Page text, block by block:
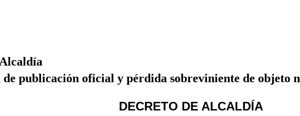
publicación oficial y pérdida sobreviniente de objeto
DECRETO DE ALCALDÍA